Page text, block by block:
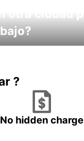
?
No hidden charge